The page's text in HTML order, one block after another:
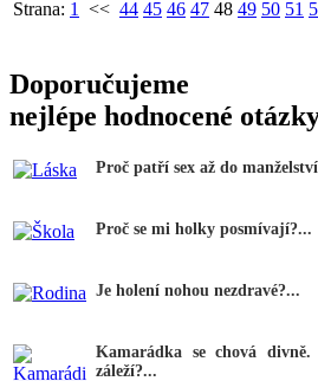
Strana: 1 << 44 45 46 47 48 49 50 51
Doporučujeme
nejlépe hodnocené
Proč patří sex až do
Proč se mi holky posmívají?...
Je holení nohou nezdravé?...
Kamarádka se chová
záleží?...